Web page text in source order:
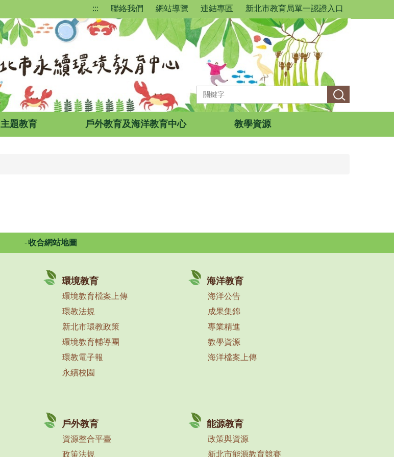
::: 聯絡我們 網站導覽 連結專區 新北市教育局單一認證入口
主題教育 戶外教育及海洋教育中心 教學資源
收合網站地圖
環境教育
環境教育檔案上傳
環教法規
新北市環教政策
環境教育輔導團
環教電子報
永續校園
海洋教育
海洋公告
成果集錦
專業精進
教學資源
海洋檔案上傳
戶外教育
資源整合平臺
政策法規
能源教育
政策與資源
新北市能源教育競賽